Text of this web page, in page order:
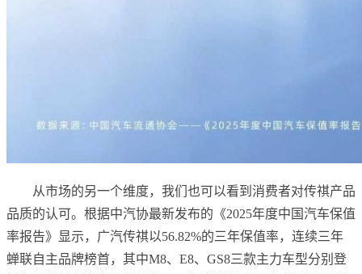
从市场的另一个维度，我们也可以看到消费者对传祺产品
品质的认可。根据中汽协最新发布的《2025年度中国汽车保值
率报告》显示，广汽传祺以56.82%的三年保值率，连续三年
蝉联自主品牌榜首，其中M8、E8、GS8三款主力车型分别登